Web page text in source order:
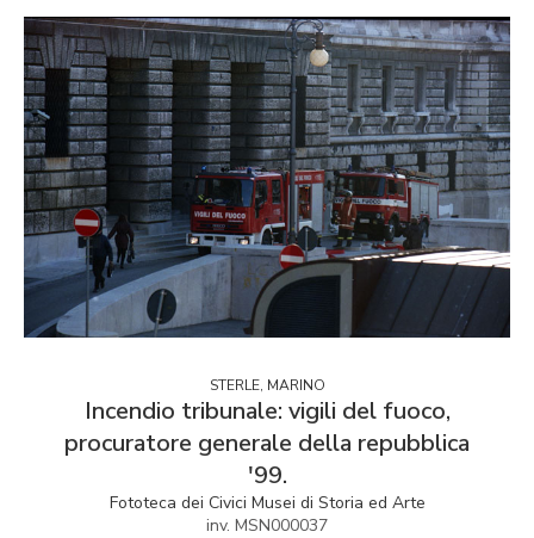
STERLE, MARINO
Incendio tribunale: vigili del fuoco,
procuratore generale della repubblica
'99.
Fototeca dei Civici Musei di Storia ed Arte
inv. MSN000037